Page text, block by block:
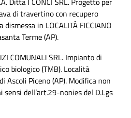
di travertino con recupero
in LOCALITÀ FICCIANO
Terme (AP).
COMUNALI SRL. Impianto di
biologico (TMB). Località
Ascoli Piceno (AP). Modifica non
sensi dell’art.29-nonies del D.Lgs